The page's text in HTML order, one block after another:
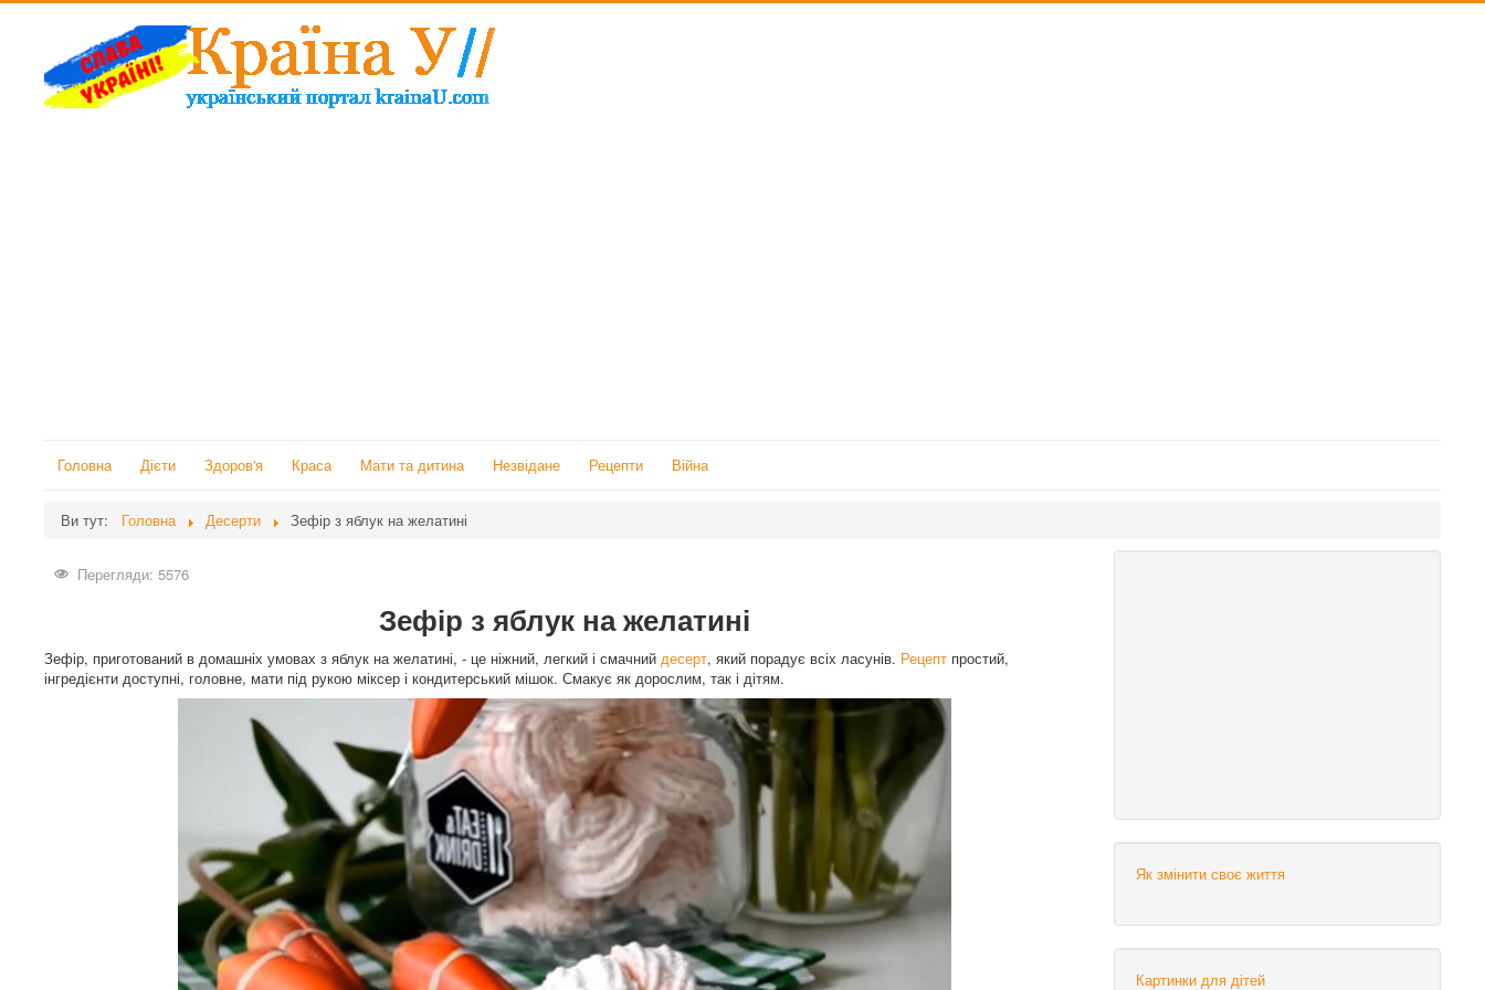
Головна Дієти Здоров'я Краса Мати та дитина Незвідане Рецепти Війна
Ви тут: Головна Десерти Зефір з яблук на желатині
Перегляди: 5576
Зефір з яблук на желатині
Зефір, приготований в домашніх умовах з яблук на желатині, - це ніжний, легкий і смачний десерт, який порадує всіх ласунів. Рецепт простий,
інгредієнти доступні, головне, мати під рукою міксер і кондитерський мішок. Смакує як дорослим, так і дітям.
Як змінити своє життя
Картинки для дітей